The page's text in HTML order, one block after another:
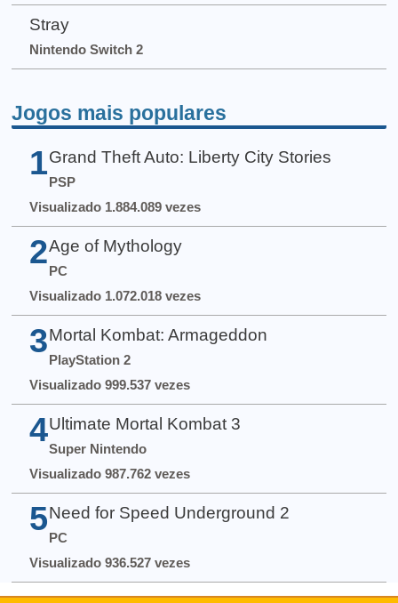
Stray
Nintendo Switch 2
Jogos mais populares
1 Grand Theft Auto: Liberty City Stories
PSP
Visualizado 1.884.089 vezes
2 Age of Mythology
PC
Visualizado 1.072.018 vezes
3 Mortal Kombat: Armageddon
PlayStation 2
Visualizado 999.537 vezes
4 Ultimate Mortal Kombat 3
Super Nintendo
Visualizado 987.762 vezes
5 Need for Speed Underground 2
PC
Visualizado 936.527 vezes